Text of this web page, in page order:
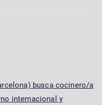
busca cocinero/a
internacional y